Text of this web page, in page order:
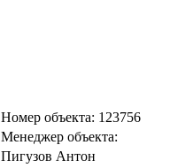
Номер объекта: 123756
Менеджер объекта:
Пигузов Антон